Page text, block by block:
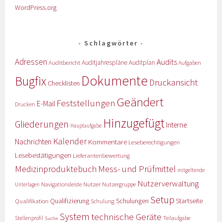
WordPress.org
Schlagwörter
Adressen AuditberichtAuditjahrespläneAuditplan Audits Aufgaben
Bugfix Checklisten Dokumente Druckansicht
Drucken E-Mail Feststellungen Geändert
Gliederungen Hauptaufgabe Hinzugefügt Interne
Nachrichten KalenderKommentare Leseberechtigungen
Lesebestätigungen Lieferantenbewertung
Medizinproduktebuch Mess- und Prüfmittel mitgeltende
Unterlagen Navigationsleiste Nutzer Nutzergruppe Nutzerverwaltung
Qualifikation Qualifizierung Schulung Schulungen Setup Startseite
Stellenprofil Suche System technische Geräte Teilaufgabe